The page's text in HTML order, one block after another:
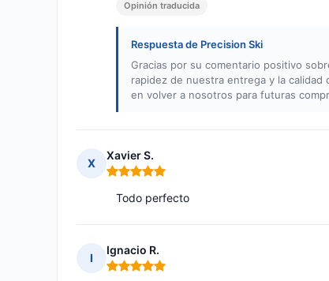
Opinión traducida
Respuesta de Precision Ski
Gracias por su comentario positivo
rapidez de nuestra entrega y la
en volver a nosotros para futuras
X
Xavier S.
Nota: 5 de 5
Todo perfecto
I
Ignacio R.
Nota: 5 de 5